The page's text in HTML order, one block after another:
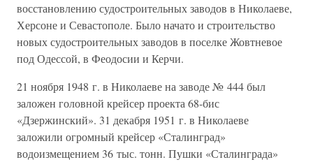
восстановлению судостроительных заводов в Николаеве,
Херсоне и Севастополе. Было начато и строительство
новых судостроительных заводов в поселке Жовтневое
под Одессой, в Феодосии и Керчи.
21 ноября 1948 г. в Николаеве на заводе № 444 был
заложен головной крейсер проекта 68-бис
«Дзержинский». 31 декабря 1951 г. в Николаеве
заложили огромный крейсер «Сталинград»
водоизмещением 36 тыс. тонн. Пушки «Сталинграда»